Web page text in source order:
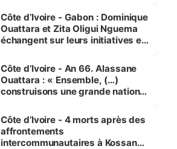
Côte d’Ivoire - Gabon : Dominique
Ouattara et Zita Oligui Nguema
échangent sur leurs initiatives en
enfants
Côte d’Ivoire - An 66. Alassane
Ouattara : « Ensemble, (…)
construisons une grande nation
générations futures »
Côte d’Ivoire - 4 morts après des
affrontements
intercommunautaires à Kossandji